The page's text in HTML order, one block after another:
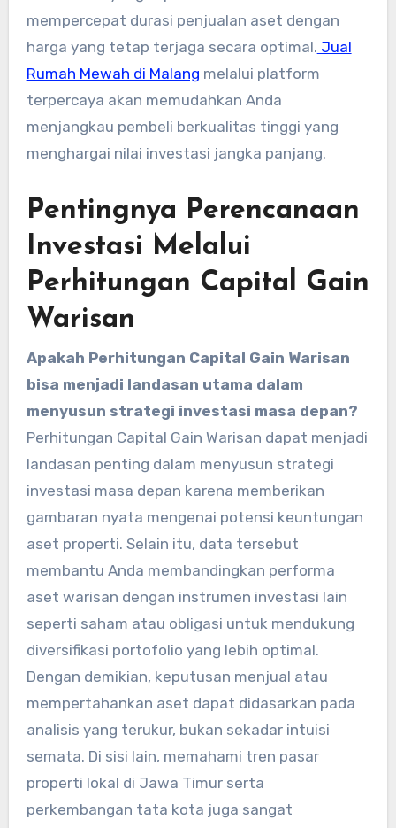
mempercepat durasi penjualan aset dengan
harga yang tetap terjaga secara optimal. Jual
Rumah Mewah di Malang melalui platform
terpercaya akan memudahkan Anda
menjangkau pembeli berkualitas tinggi yang
menghargai nilai investasi jangka panjang.
Pentingnya Perencanaan
Investasi Melalui
Perhitungan Capital Gain
Warisan
Apakah Perhitungan Capital Gain Warisan
bisa menjadi landasan utama dalam
menyusun strategi investasi masa depan?
Perhitungan Capital Gain Warisan dapat menjadi
landasan penting dalam menyusun strategi
investasi masa depan karena memberikan
gambaran nyata mengenai potensi keuntungan
aset properti. Selain itu, data tersebut
membantu Anda membandingkan performa
aset warisan dengan instrumen investasi lain
seperti saham atau obligasi untuk mendukung
diversifikasi portofolio yang lebih optimal.
Dengan demikian, keputusan menjual atau
mempertahankan aset dapat didasarkan pada
analisis yang terukur, bukan sekadar intuisi
semata. Di sisi lain, memahami tren pasar
properti lokal di Jawa Timur serta
perkembangan tata kota juga sangat